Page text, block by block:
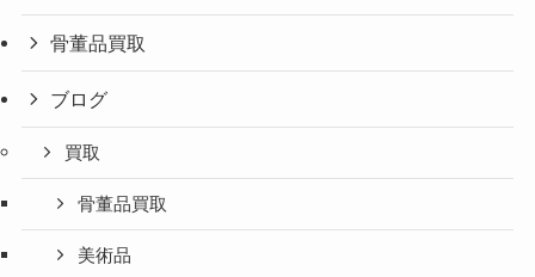
骨董品買取
ブログ
買取
骨董品買取
美術品